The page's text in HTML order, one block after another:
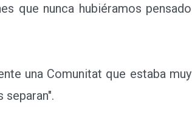
que nunca hubiéramos pensado
una Comunitat que estaba muy